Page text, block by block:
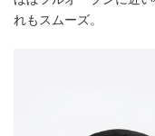
れもスムーズ。